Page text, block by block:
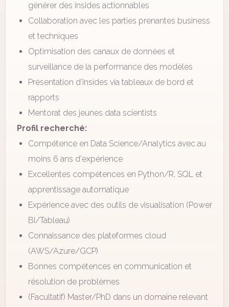
générer des insides actionnables
Collaboration avec les parties prenantes business
et techniques
Optimisation des canaux de données et
surveillance de la performance des modèles
Présentation d'insides via tableaux de bord et
rapports
Mentorat des jeunes data scientists
Profil recherché:
Compétence en Data Science/Analytics avec au
moins 6 ans d'expérience
Excellentes compétences en Python/R, SQL et
apprentissage automatique
Expérience avec des outils de visualisation (Power
BI/Tableau)
Connaissance des plateformes cloud
(AWS/Azure/GCP)
Bonnes compétences en communication et
résolution de problèmes
(Facultatif) Master/PhD dans un domaine relevant